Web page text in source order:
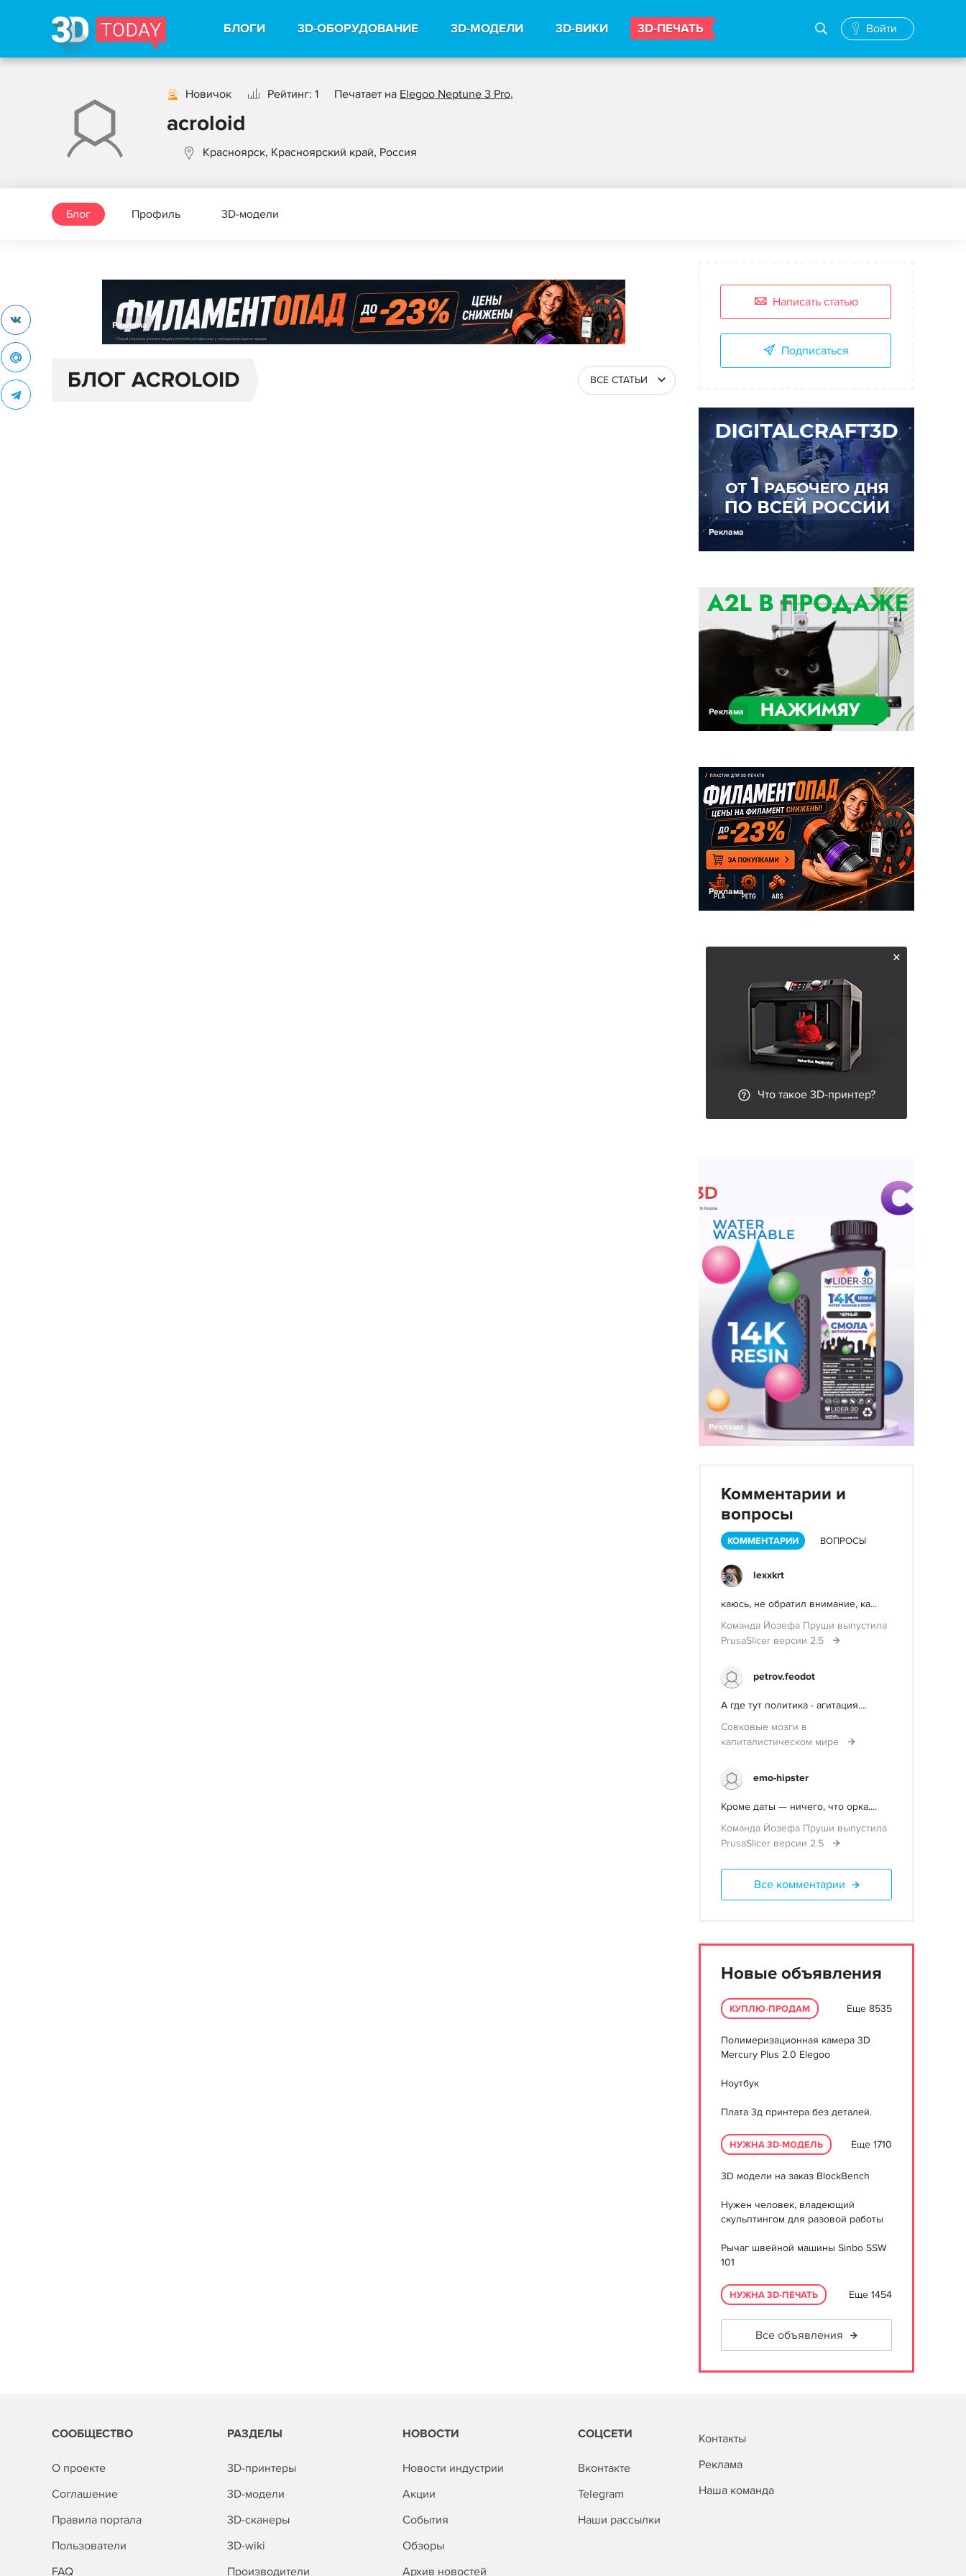
БЛОГИ 3D-ОБОРУДОВАНИЕ 3D-МОДЕЛИ 3D-ВИКИ 3D-ПЕЧАТЬ Войти
Новичок Рейтинг: 1 Печатает на Elegoo Neptune 3 Pro,
acroloid
Красноярск, Красноярский край, Россия
Блог Профиль 3D-модели
Реклама
БЛОГ ACROLOID ВСЕ СТАТЬИ
Написать статью
Подписаться
Реклама
Реклама
Реклама
Что такое 3D-принтер?
Реклама
Комментарии и
вопросы
КОММЕНТАРИИ ВОПРОСЫ
lexxkrt
каюсь, не обратил внимание, ка...
Команда Йозефа Пруши выпустила
PrusaSlicer версии 2.5
petrov.feodot
А где тут политика - агитация....
Совковые мозги в
капиталистическом мире
emo-hipster
Кроме даты — ничего, что орка....
Команда Йозефа Пруши выпустила
PrusaSlicer версии 2.5
Все комментарии
Новые объявления
КУПЛЮ-ПРОДАМ Еще 8535
Полимеризационная камера 3D
Mercury Plus 2.0 Elegoo
Ноутбук
Плата 3д принтера без деталей.
НУЖНА 3D-МОДЕЛЬ Еще 1710
3D модели на заказ BlockBench
Нужен человек, владеющий
скульптингом для разовой работы
Рычаг швейной машины Sinbo SSW
101
НУЖНА 3D-ПЕЧАТЬ Еще 1454
Все объявления
СООБЩЕСТВО
О проекте
Соглашение
Правила портала
Пользователи
FAQ
РАЗДЕЛЫ
3D-принтеры
3D-модели
3D-сканеры
3D-wiki
Производители
НОВОСТИ
Новости индустрии
Акции
События
Обзоры
Архив новостей
СОЦСЕТИ
Вконтакте
Telegram
Наши рассылки
Контакты
Реклама
Наша команда